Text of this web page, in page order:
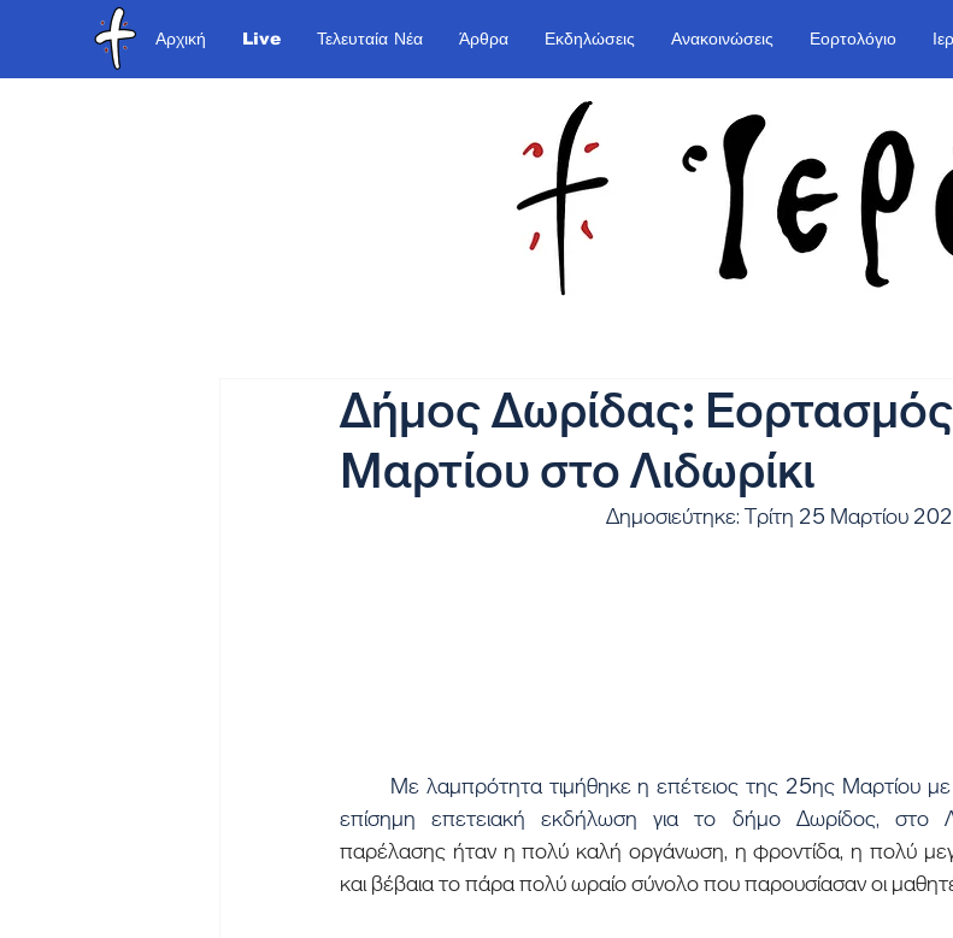
Αρχική Live Τελευταία Νέα Άρθρα Εκδηλώσεις Ανακοινώσεις Εορτολόγιο
Δήμος Δωρίδας:
Μαρτίου στο Λιδωρίκι
Δημοσιεύτηκε: Τρίτη 25 Μαρτίου
επίσημη επετειακή εκδήλωση για το δήμο Δωρίδος, στο
παρέλασης ήταν η πολύ καλή οργάνωση, η φροντίδα, η πολύ
και βέβαια το πάρα πολύ ωραίο σύνολο που παρουσίασαν οι